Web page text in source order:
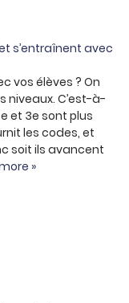
s’entraînent avec
vos élèves ? On
niveaux. C’est-à-
et 3e sont plus
les codes, et
soit ils avancent
»